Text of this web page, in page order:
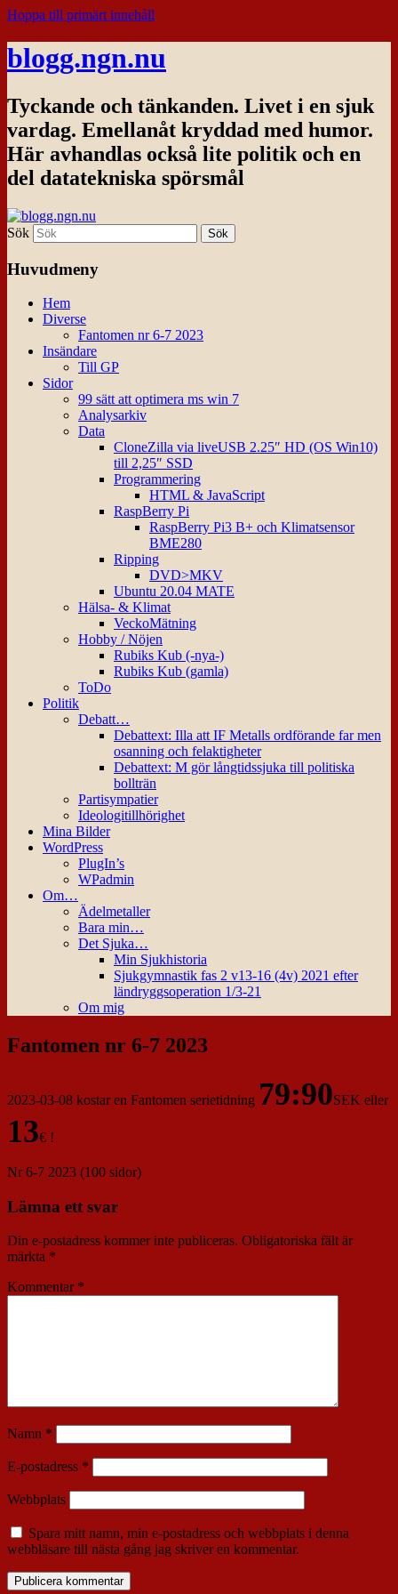
Hoppa till primärt innehåll
blogg.ngn.nu
Tyckande och tänkanden. Livet i en sjuk
vardag. Emellanåt kryddad med humor.
Här avhandlas också lite politik och en
del datatekniska spörsmål
Sök
Huvudmeny
Hem
Diverse
Fantomen nr 6-7 2023
Insändare
Till GP
Sidor
99 sätt att optimera ms win 7
Analysarkiv
Data
CloneZilla via liveUSB 2.25″ HD (OS Win10)
till 2,25″ SSD
Programmering
HTML & JavaScript
RaspBerry Pi
RaspBerry Pi3 B+ och Klimatsensor
BME280
Ripping
DVD>MKV
Ubuntu 20.04 MATE
Hälsa- & Klimat
VeckoMätning
Hobby / Nöjen
Rubiks Kub (-nya-)
Rubiks Kub (gamla)
ToDo
Politik
Debatt…
Debattext: Illa att IF Metalls ordförande far men
osanning och felaktigheter
Debattext: M gör långtidssjuka till politiska
bollträn
Partisympatier
Ideologitillhörighet
Mina Bilder
WordPress
PlugIn’s
WPadmin
Om…
Ädelmetaller
Bara min…
Det Sjuka…
Min Sjukhistoria
Sjukgymnastik fas 2 v13-16 (4v) 2021 efter
ländryggsoperation 1/3-21
Om mig
Fantomen nr 6-7 2023
2023-03-08 kostar en Fantomen serietidning 79:90SEK eller
13€ !
Nr 6-7 2023 (100 sidor)
Lämna ett svar
Din e-postadress kommer inte publiceras. Obligatoriska fält är
märkta *
Kommentar *
Namn *
E-postadress *
Webbplats
Spara mitt namn, min e-postadress och webbplats i denna
webbläsare till nästa gång jag skriver en kommentar.